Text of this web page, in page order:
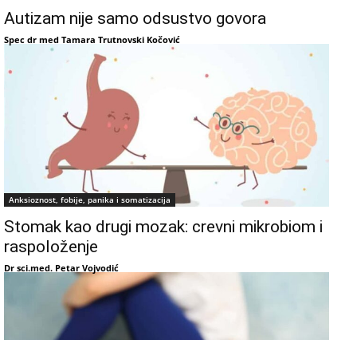
Autizam nije samo odsustvo govora
Spec dr med Tamara Trutnovski Kočović
Anksioznost, fobije, panika i somatizacija
Stomak kao drugi mozak: crevni mikrobiom i
raspoloženje
Dr sci.med. Petar Vojvodić